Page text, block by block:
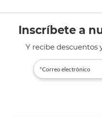
Inscríbete a
Y recibe descuentos